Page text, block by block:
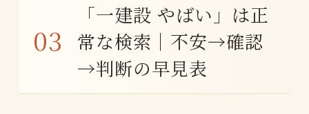
「一建設 やばい」は正
常な検索｜不安→確認
→判断の早見表